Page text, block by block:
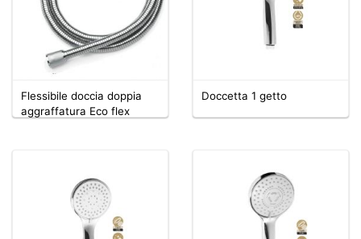
Flessibile doccia doppia
aggraffatura Eco flex
Doccetta 1 getto